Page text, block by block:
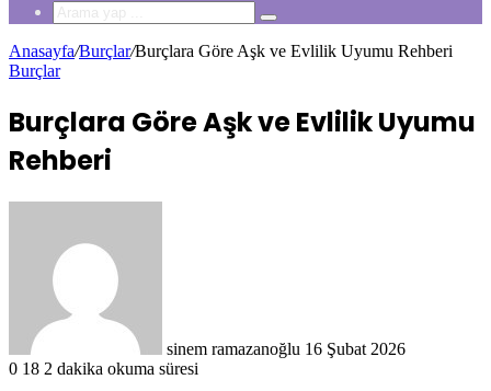
Arama
...
Anasayfa/Burçlar/Burçlara Göre Aşk ve Evlilik Uyumu Rehberi
Burçlar
Burçlara Göre Aşk ve Evlilik Uyumu
Rehberi
sinem ramazanoğlu 16 Şubat 2026
0 18 2 dakika okuma süresi